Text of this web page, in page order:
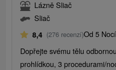
Lázně Sliač
Sliač
8,4 (276 recenzí)Od 5 Nocí
Dopřejte svému tělu
prohlídkou, 3 procedurami/